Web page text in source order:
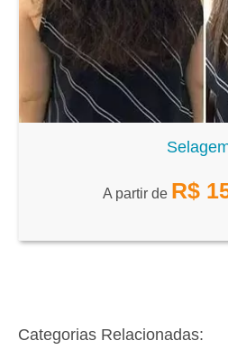
A partir de R$
Categorias Relacionadas: